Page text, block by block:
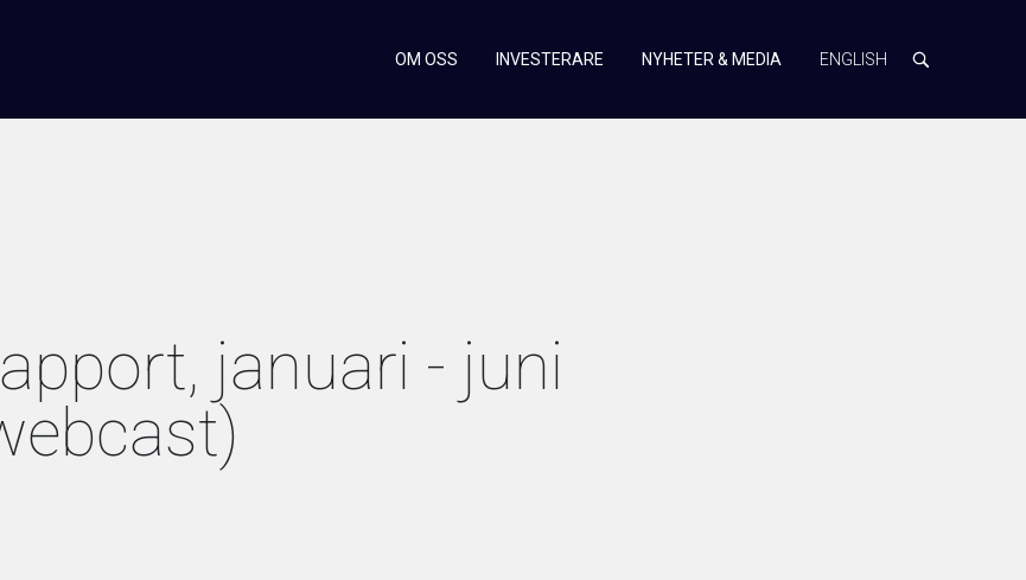
OM OSS INVESTERARE NYHETER & MEDIA ENGLISH
januari - juni